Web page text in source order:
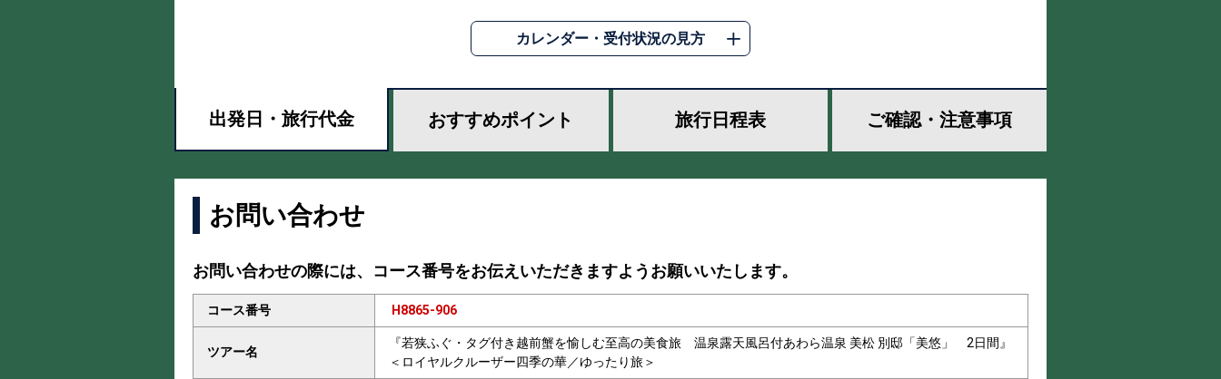
カレンダー・受付状況の見方
出発日・ 旅行代金 おすすめポイント 旅行日程表 ご確認・ 注意事項
お問い合わせ
お問い合わせの際には、コース番号をお伝えいただきますようお願いいたします。
コース番号 H8865-906
ツアー名
『若狭ふぐ・タグ付き越前蟹を愉しむ至高の美食旅 温泉露天風呂付あわら温泉 美松 別邸「美悠」 2日間』
＜ロイヤルクルーザー四季の華／ゆったり旅＞